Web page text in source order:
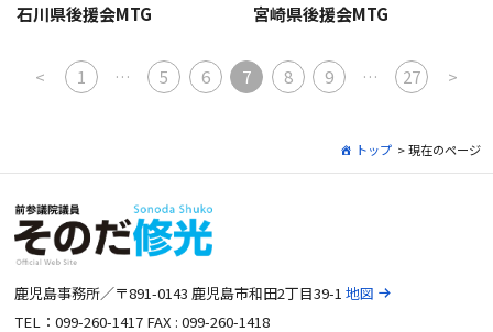
石川県後援会MTG 宮崎県後援会MTG
投稿ナビゲーション
< 1 … 5 6 7 8 9 … 27 >
トップ > 現在のページ
鹿児島事務所／〒891-0143 鹿児島市和田2丁目39-1地図
TEL：099-260-1417 FAX : 099-260-1418